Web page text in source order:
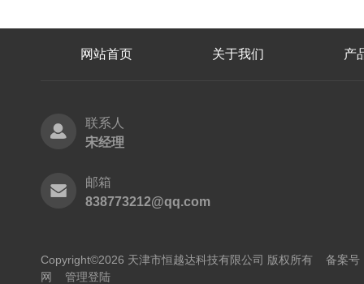
网站首页 关于我们 产
联系人
宋经理
邮箱
838773212@qq.com
Copyright©2026 天津市恒越达科技有限公司 版权所有 备案号
网
管理登陆